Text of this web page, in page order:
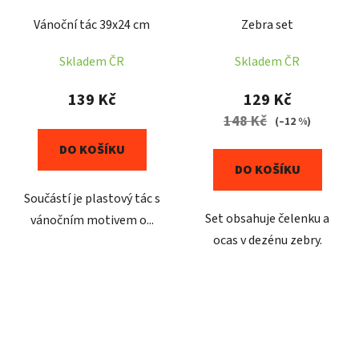
Vánoční tác 39x24 cm
Skladem ČR
139 Kč
DO KOŠÍKU
Součástí je plastový tác s
vánočním motivem o...
Zebra set
Skladem ČR
129 Kč
148 Kč (–12 %)
DO KOŠÍKU
Set obsahuje čelenku a
ocas v dezénu zebry.